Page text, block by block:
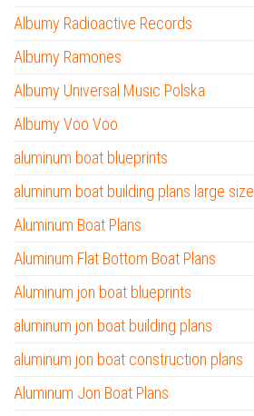
Albumy Radioactive Records
Albumy Ramones
Albumy Universal Music Polska
Albumy Voo Voo
aluminum boat blueprints
aluminum boat building plans large size
Aluminum Boat Plans
Aluminum Flat Bottom Boat Plans
Aluminum jon boat blueprints
aluminum jon boat building plans
aluminum jon boat construction plans
Aluminum Jon Boat Plans